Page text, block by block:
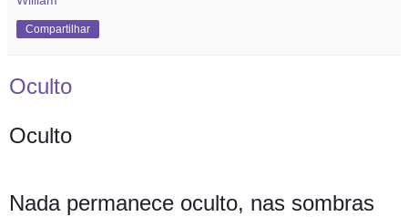
Compartilhar
Oculto
Oculto
Nada permanece oculto, nas sombras